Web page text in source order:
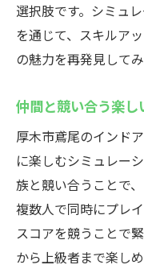
選択肢です。シミュ
を通じて、スキルア
の魅力を再発見して
仲間と競い合う楽し
厚木市鳶尾のインド
に楽しむシミュレー
族と競い合うことで
複数人で同時にプレ
スコアを競うことで
から上級者まで楽し